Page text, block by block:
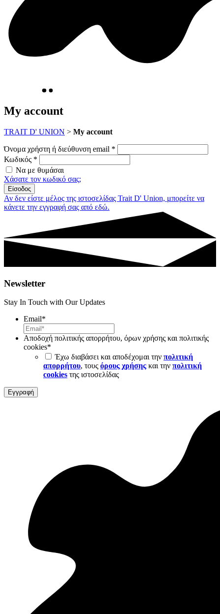
My account
TRAIT D' UNION > My account
Όνομα χρήστη ή διεύθυνση email *
Κωδικός *
Να με θυμάσαι
Χάσατε τον κωδικό σας;
Είσοδος
Αν δεν είστε μέλος της ιστοσελίδας Trait D' Union, μπορείτε να
κάνετε την εγγραφή σας από εδώ.
Newsletter
Stay In Touch with Our Updates
Email*
Αποδοχή πολιτικής απορρήτου, όρων χρήσης και πολιτικής
cookies*
Έχω διαβάσει και αποδέχομαι την πολιτική
απορρήτου, τους όρους χρήσης και την πολιτική
cookies της ιστοσελίδας